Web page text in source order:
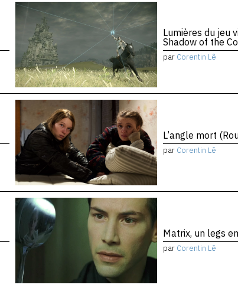
Lumières du jeu
Shadow of the
par Corentin Lê
L’angle mort
par Corentin Lê
Matrix, un legs
par Corentin Lê